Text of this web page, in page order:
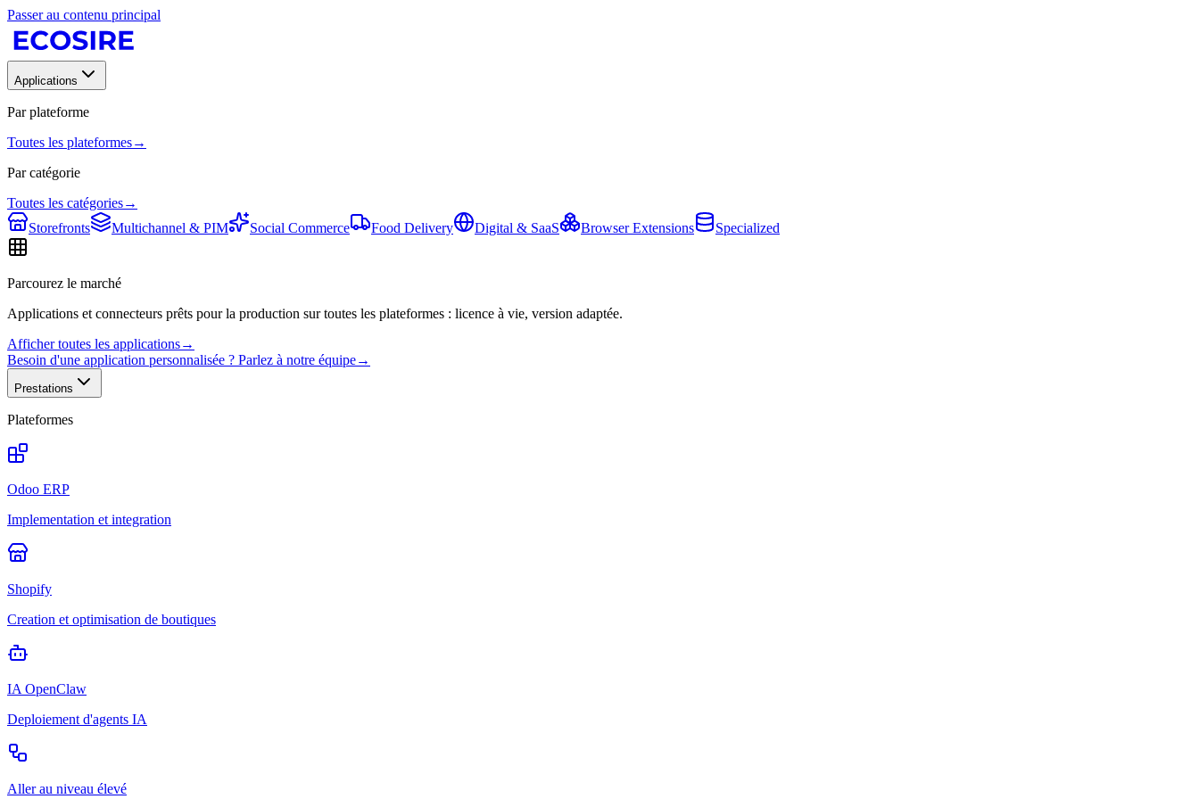
Passer au contenu principal
Applications
Par plateforme
Toutes les plateformes→
Par catégorie
Toutes les catégories→
Storefronts
Multichannel & PIM Social Commerce Food Delivery Digital & SaaS Browser Extensions Specialized
Parcourez le marché
Applications et connecteurs prêts pour la production sur toutes les plateformes : licence à vie, version adaptée.
Afficher toutes les applications→
Besoin d'une application personnalisée ? Parlez à notre équipe→
Prestations
Plateformes
Odoo ERP
Implementation et integration
Shopify
Creation et optimisation de boutiques
IA OpenClaw
Deploiement d'agents IA
Aller au niveau élevé